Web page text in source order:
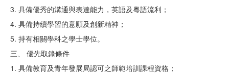
3. 具備優秀的溝通與表達能力，英語及粵語流利；
4. 具備持續學習的意願及創新精神；
5. 持有相關學科之學士學位。
三、 優先取錄條件
1. 具備教育及青年發展局認可之師範培訓課程資格；